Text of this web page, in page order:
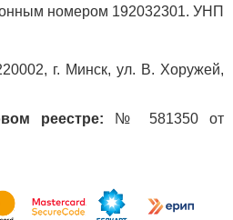
номером 192032301. УНП
г. Минск, ул. В. Хоружей,
реестре: № 581350 от